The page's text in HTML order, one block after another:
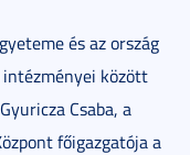
és az ország
intézményei között
Csaba, a
főigazgatója a